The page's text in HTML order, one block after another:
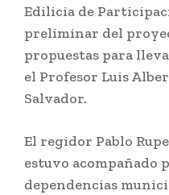
Edilicia de
preliminar del
propuestas para
el Profesor Luis
Salvador.
El regidor Pablo
estuvo
dependencias